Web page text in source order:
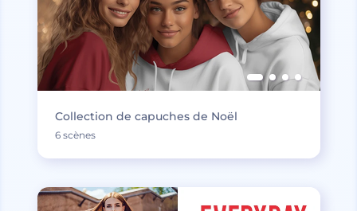
Collection de capuches de Noël
6 scènes